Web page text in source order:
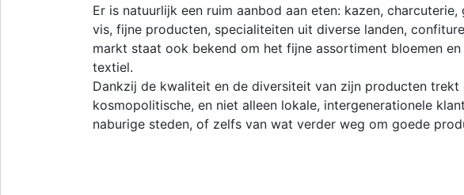
Er is natuurlijk een ruim aanbod aan eten: kazen,
vis, fijne producten, specialiteiten uit diverse landen,
markt staat ook bekend om het fijne assortiment bloemen
textiel.
Dankzij de kwaliteit en de diversiteit van zijn producten trekt
kosmopolitische, en niet alleen lokale, intergenerationele
naburige steden, of zelfs van wat verder weg om goede